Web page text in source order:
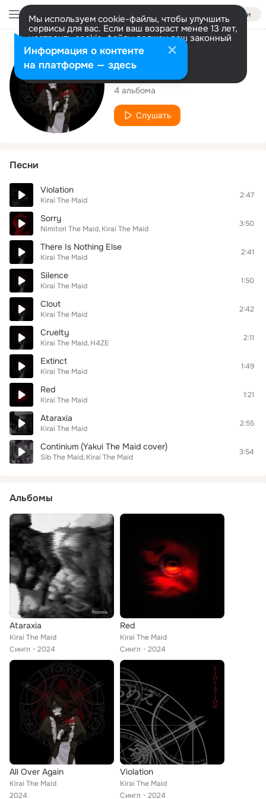
Войти
Мы используем cookie-файлы, чтобы улучшить
сервисы для вас. Если ваш возраст менее 13 лет,
настроить cookie-файлы должен ваш законный
представитель. Больше информации
Разрешить все Настроить
Исполнитель
Kirai The Maid
4 альбома
Слушать
Песни
Violation
Kirai The Maid
2:47
Sorry
Nimitori The Maid Kirai The Maid
3:50
There Is Nothing Else
Kirai The Maid
2:41
Silence
Kirai The Maid
1:50
Clout
Kirai The Maid
2:42
Cruelty
Kirai The Maid H4ZE
2:11
Extinct
Kirai The Maid
1:49
Red
Kirai The Maid
1:21
Ataraxia
Kirai The Maid
2:55
Continium (Yakui The Maid cover)
Sib The Maid Kirai The Maid
3:54
Альбомы
Ataraxia
Kirai The Maid
Сингл
2024
Red
Kirai The Maid
Сингл
2024
All Over Again
Kirai The Maid
2024
Violation
Kirai The Maid
Сингл
2024
Информация о контенте
на платформе — здесь